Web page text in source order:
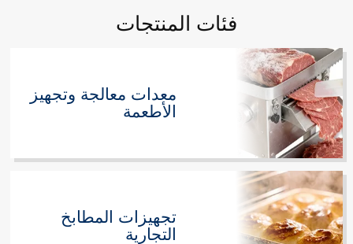
فئات المنتجات
معدات معالجة وتجهيز
الأطعمة
تجهيزات المطابخ
التجارية